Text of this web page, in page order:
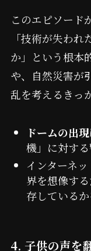
このエピソード
「技術が失わ
か」という根本
や、自然災害が
乱を考えるきっ
ドームの出
機」に対す
インターネ
界を想像す
存しているか
4. 子供の声を